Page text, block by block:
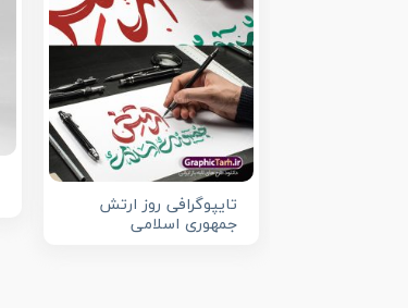
تایپوگرافی روز ارتش
جمهوری اسلامی